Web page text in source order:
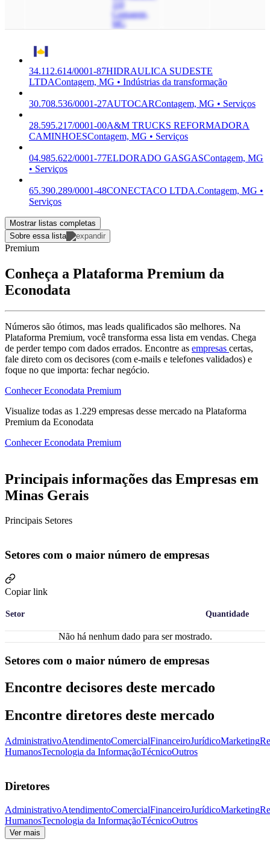
Contagem,
MG
34.112.614/0001-87HIDRAULICA SUDESTE
LTDAContagem, MG • Indústrias da transformação
30.708.536/0001-27AUTOCARContagem, MG • Serviços
28.595.217/0001-00A&M TRUCKS REFORMADORA
CAMINHOESContagem, MG • Serviços
04.985.622/0001-77ELDORADO GASGASContagem, MG
• Serviços
65.390.289/0001-48CONECTACO LTDA.Contagem, MG •
Serviços
Mostrar listas completas
Sobre essa lista
Premium
Conheça a Plataforma Premium da
Econodata
Números são ótimos, mas leads qualificados são melhores. Na
Plataforma Premium, você transforma essa lista em vendas. Chega
de perder tempo com dados errados. Encontre as empresas certas,
fale direto com os decisores (com e-mails e telefones validados) e
foque no que importa: fechar negócio.
Conhecer Econodata Premium
Visualize todas as 1.229 empresas desse mercado na Plataforma
Premium da Econodata
Conhecer Econodata Premium
Principais informações das Empresas em
Minas Gerais
Principais Setores
Setores com o maior número de empresas
Copiar link
Setor Quantidade
Não há nenhum dado para ser mostrado.
Setores com o maior número de empresas
Encontre decisores deste mercado
Encontre diretores deste mercado
AdministrativoAtendimentoComercialFinanceiroJurídicoMarketing
HumanosTecnologia da InformaçãoTécnicoOutros
Diretores
AdministrativoAtendimentoComercialFinanceiroJurídicoMarketing
HumanosTecnologia da InformaçãoTécnicoOutros
Ver mais